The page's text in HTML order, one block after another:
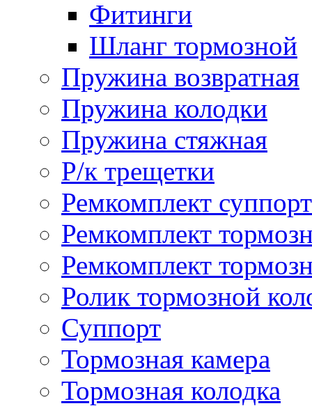
Фитинги
Шланг тормозной
Пружина возвратная
Пружина колодки
Пружина стяжная
Р/к трещетки
Ремкомплект
Ремкомплект
Ремкомплект
Ролик тормозной
Суппорт
Тормозная камера
Тормозная колодка